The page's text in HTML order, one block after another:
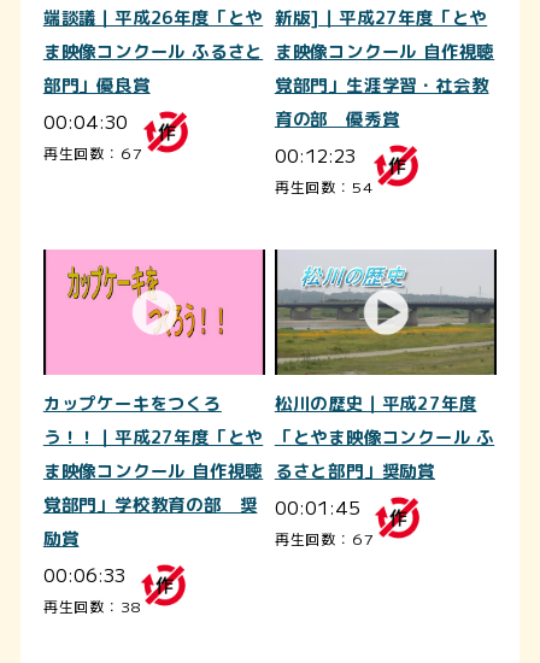
端談議｜平成26年度「とや
ま映像コンクール ふるさと
部門」優良賞
00:04:30
再生回数：67
新版]｜平成27年度「とや
ま映像コンクール 自作視聴
覚部門」生涯学習・社会教
育の部 優秀賞
00:12:23
再生回数：54
カップケーキをつくろ
う！！｜平成27年度「とや
ま映像コンクール 自作視聴
覚部門」学校教育の部 奨
励賞
00:06:33
再生回数：38
松川の歴史｜平成27年度
「とやま映像コンクール ふ
るさと部門」奨励賞
00:01:45
再生回数：67